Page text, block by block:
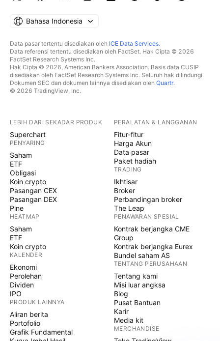
Bahasa Indonesia
Data pasar tertentu disediakan oleh ICE Data Services.
Data referensi tertentu disediakan oleh FactSet. Hak Cipta © 2026
FactSet Research Systems Inc.
Hak Cipta © 2026, American Bankers Association. Basis data CUSIP
disediakan oleh FactSet Research Systems Inc. Seluruh hak dilindungi.
Dokumen SEC dan dokumen lainnya disediakan oleh Quartr.
© 2026 TradingView, Inc.
LEBIH DARI SEKADAR PRODUK
Superchart
PENYARING
Saham
ETF
Obligasi
Koin crypto
Pasangan CEX
Pasangan DEX
Pine
HEATMAP
Saham
ETF
Koin crypto
KALENDER
Ekonomi
Perolehan
Dividen
IPO
PRODUK LAINNYA
Aliran berita
Portofolio
Grafik Fundamental
PERALATAN & LANGGANAN
Fitur-fitur
Harga Akun
Data pasar
Paket hadiah
TRADING
Ikhtisar
Broker
Perbandingan broker
The Leap
PENAWARAN SPESIAL
Kontrak berjangka CME
Group
Kontrak berjangka Eurex
Bundel saham AS
TENTANG PERUSAHAAN
Tentang kami
Misi luar angksa
Blog
Pusat Bantuan
Karir
Media kit
MERCHANDISE